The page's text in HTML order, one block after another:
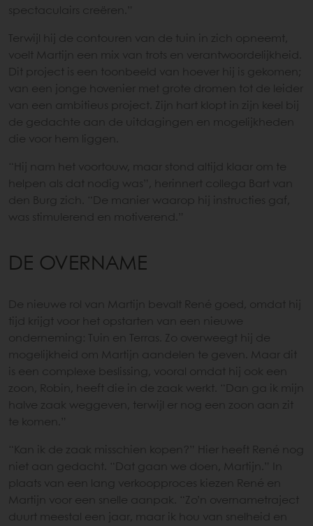
spectaculairs creëren.”
Terwijl hij de contouren van de tuin in zich opneemt,
voelt Martijn een mix van trots en verantwoordelijkheid.
Dit project is een toonbeeld van hoever hij is gekomen;
van een jonge hovenier met grote dromen tot de leider
van een ambitieus project. Zijn hart klopt in zijn keel bij
de gedachte aan de uitdagingen en mogelijkheden
die voor hem liggen.
“Hij nam het voortouw, maar stond altijd klaar om te
helpen als dat nodig was”, herinnert collega Bart van
den Burg zich. “De manier waarop hij instructies gaf,
was stimulerend en motiverend.”
DE OVERNAME
De nieuwe rol van Martijn bevalt René goed, omdat hij
tijd krijgt voor het opstarten van een nieuwe
onderneming: Tuin en Terras. Zo overweegt hij de
mogelijkheid om Martijn aandelen te geven. Maar dit
is een complexe beslissing, vooral omdat hij ook een
zoon, Robin, heeft die in de zaak werkt. “Dan ga ik mijn
halve zaak weggeven, terwijl er nog een zoon aan zit
te komen.”
“Kan ik de zaak misschien kopen?” Hier heeft René nog
niet aan gedacht. “Dat gaan we doen, Martijn.” In
plaats van een lang verkoopproces kiezen René en
Martijn voor een snelle aanpak. “Zo’n overnametraject
duurt meestal een jaar, maar ik hou van snelheid en